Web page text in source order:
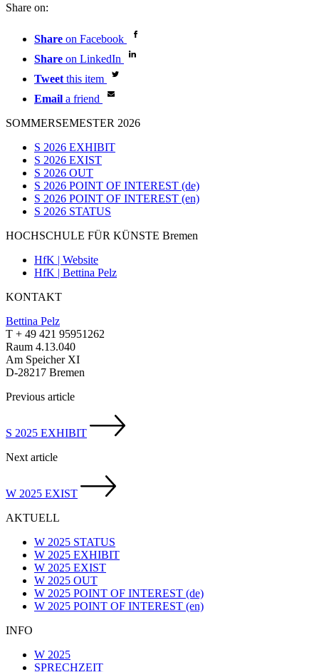
Share on:
Share on Facebook
Share on LinkedIn
Tweet this item
Email a friend
SOMMERSEMESTER 2026
S 2026 EXHIBIT
S 2026 EXIST
S 2026 OUT
S 2026 POINT OF INTEREST (de)
S 2026 POINT OF INTEREST (en)
S 2026 STATUS
HOCHSCHULE FÜR KÜNSTE Bremen
HfK | Website
HfK | Bettina Pelz
KONTAKT
Bettina Pelz
T + 49 421 95951262
Raum 4.13.040
Am Speicher XI
D-28217 Bremen
Previous article
S 2025 EXHIBIT
Next article
W 2025 EXIST
AKTUELL
W 2025 STATUS
W 2025 EXHIBIT
W 2025 EXIST
W 2025 OUT
W 2025 POINT OF INTEREST (de)
W 2025 POINT OF INTEREST (en)
INFO
W 2025
SPRECHZEIT